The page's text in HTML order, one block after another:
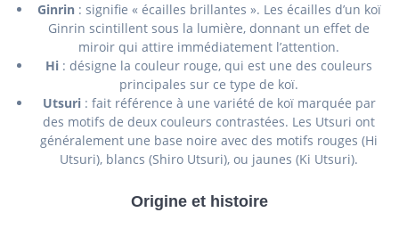
Ginrin : signifie « écailles brillantes ». Les écailles d’un koï
Ginrin scintillent sous la lumière, donnant un effet de
miroir qui attire immédiatement l’attention.
Hi : désigne la couleur rouge, qui est une des couleurs
principales sur ce type de koï.
Utsuri: fait référence à une variété de koï marquée par
des motifs de deux couleurs contrastées. Les Utsuri ont
généralement une base noire avec des motifs rouges (Hi
Utsuri), blancs (Shiro Utsuri), ou jaunes (Ki Utsuri).
Origine et histoire